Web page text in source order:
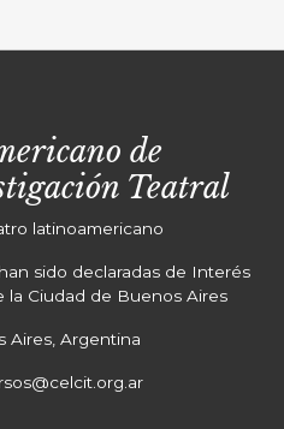
de
Teatral
latinoamericano
sido declaradas de Interés
la Ciudad de Buenos Aires
Aires, Argentina